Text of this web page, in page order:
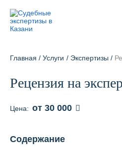
На карте
8 800 700-15-97
info@pravur.ru
Главная / Услуги / Экспертизы /
Рецензия на
Цена: от 30 000
Содержание